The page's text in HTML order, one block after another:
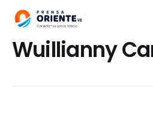
Wuillianny